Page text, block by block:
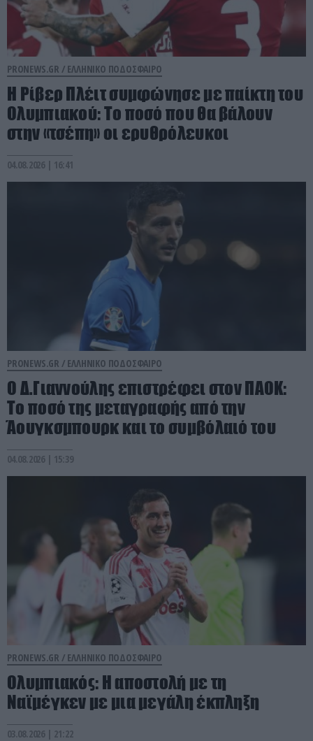
PRONEWS.GR / ΕΛΛΗΝΙΚΟ ΠΟΔΟΣΦΑΙΡΟ
Η Ρίβερ Πλέιτ συμφώνησε με παίκτη του
Ολυμπιακού: Το ποσό που θα βάλουν
στην «τσέπη» οι ερυθρόλευκοι
04.08.2026 | 16:41
PRONEWS.GR / ΕΛΛΗΝΙΚΟ ΠΟΔΟΣΦΑΙΡΟ
Ο Δ.Γιαννούλης επιστρέφει στον ΠΑΟΚ:
Το ποσό της μεταγραφής από την
Άουγκσμπουρκ και το συμβόλαιό του
04.08.2026 | 15:39
PRONEWS.GR / ΕΛΛΗΝΙΚΟ ΠΟΔΟΣΦΑΙΡΟ
Ολυμπιακός: Η αποστολή με τη
Ναϊμέγκεν με μια μεγάλη έκπληξη
03.08.2026 | 21:22